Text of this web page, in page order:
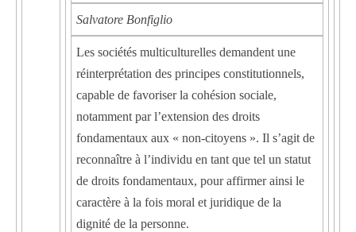
Salvatore Bonfiglio
Les sociétés multiculturelles demandent une
réinterprétation des principes constitutionnels,
capable de favoriser la cohésion sociale,
notamment par l’extension des droits
fondamentaux aux « non-citoyens ». Il s’agit de
reconnaître à l’individu en tant que tel un statut
de droits fondamentaux, pour affirmer ainsi le
caractère à la fois moral et juridique de la
dignité de la personne.